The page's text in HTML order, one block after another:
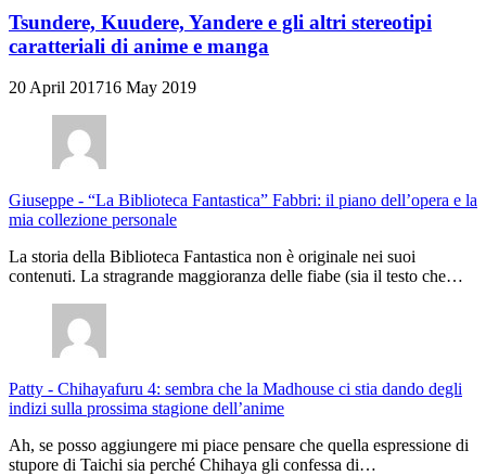
Tsundere, Kuudere, Yandere e gli altri stereotipi
caratteriali di anime e manga
20 April 201716 May 2019
Giuseppe - “La Biblioteca Fantastica” Fabbri: il piano dell’opera e la
mia collezione personale
La storia della Biblioteca Fantastica non è originale nei suoi
contenuti. La stragrande maggioranza delle fiabe (sia il testo che…
Patty - Chihayafuru 4: sembra che la Madhouse ci stia dando degli
indizi sulla prossima stagione dell’anime
Ah, se posso aggiungere mi piace pensare che quella espressione di
stupore di Taichi sia perché Chihaya gli confessa di…